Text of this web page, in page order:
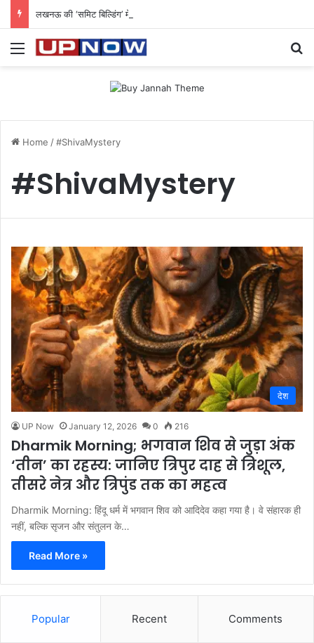
Menu
Home /#ShivaMystery
#ShivaMystery
देश
UP Now January 12, 2026 0 216
Dharmik Morning; भगवान शिव से जुड़ा अंक
‘तीन’ का रहस्य: जानिए त्रिपुर दाह से त्रिशूल,
तीसरे नेत्र और त्रिपुंड तक का महत्व
Dharmik Morning: हिंदू धर्म में भगवान शिव को आदिदेव कहा गया है। वे संहारक ही
नहीं, बल्कि सृजन और संतुलन के…
Read More »
Popular Recent Comments